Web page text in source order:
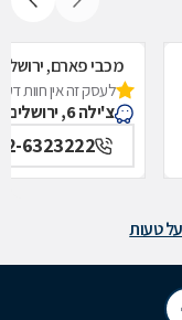
מכבי פארם,
לעסק זה אין חוות
צ'ילה 6, ירושלים
6323222
טעות